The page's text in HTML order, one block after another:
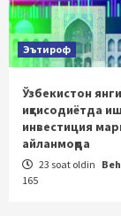
Эътироф
Ўзбекистон
иқтисодиётда
инвестиция
айланмоқда
23 soat oldin
165